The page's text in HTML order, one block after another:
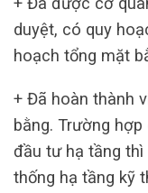
duyệt, có quy
hoạch tổng mặt
+ Đã hoàn thành
bằng. Trường
đầu tư hạ tầng thì
thống hạ tầng kỹ